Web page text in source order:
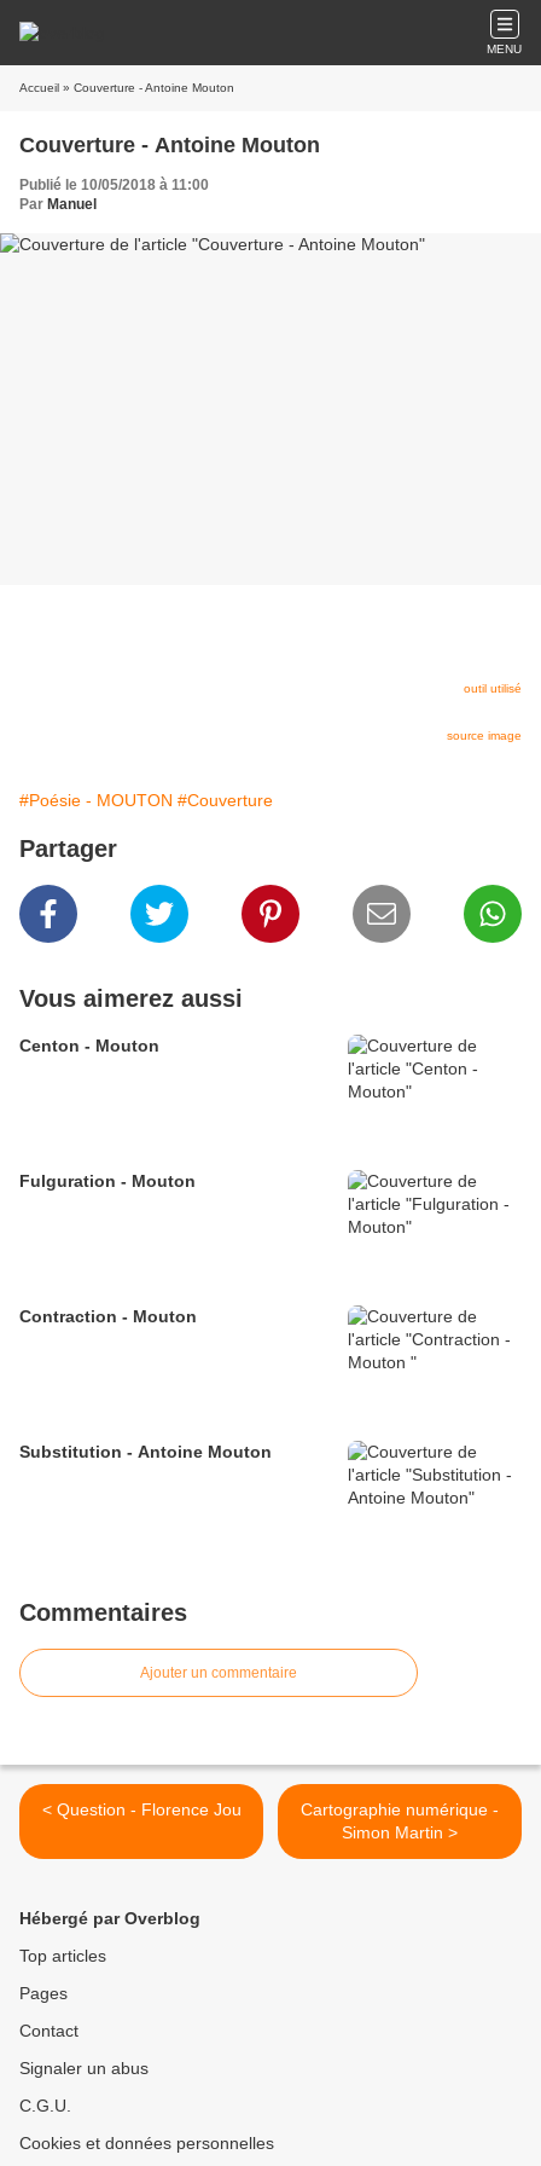
MENU
Accueil » Couverture - Antoine Mouton
Couverture - Antoine Mouton
Publié le 10/05/2018 à 11:00
Par Manuel
outil utilisé
source image
#Poésie - MOUTON #Couverture
Partager
Vous aimerez aussi
Centon - Mouton
Fulguration - Mouton
Contraction - Mouton
Substitution - Antoine Mouton
Commentaires
Ajouter un commentaire
< Question - Florence Jou
Cartographie numérique -
Simon Martin >
Hébergé par Overblog
Top articles
Pages
Contact
Signaler un abus
C.G.U.
Cookies et données personnelles